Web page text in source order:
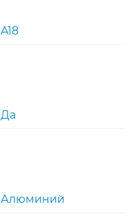
A18
Да
Алюминий